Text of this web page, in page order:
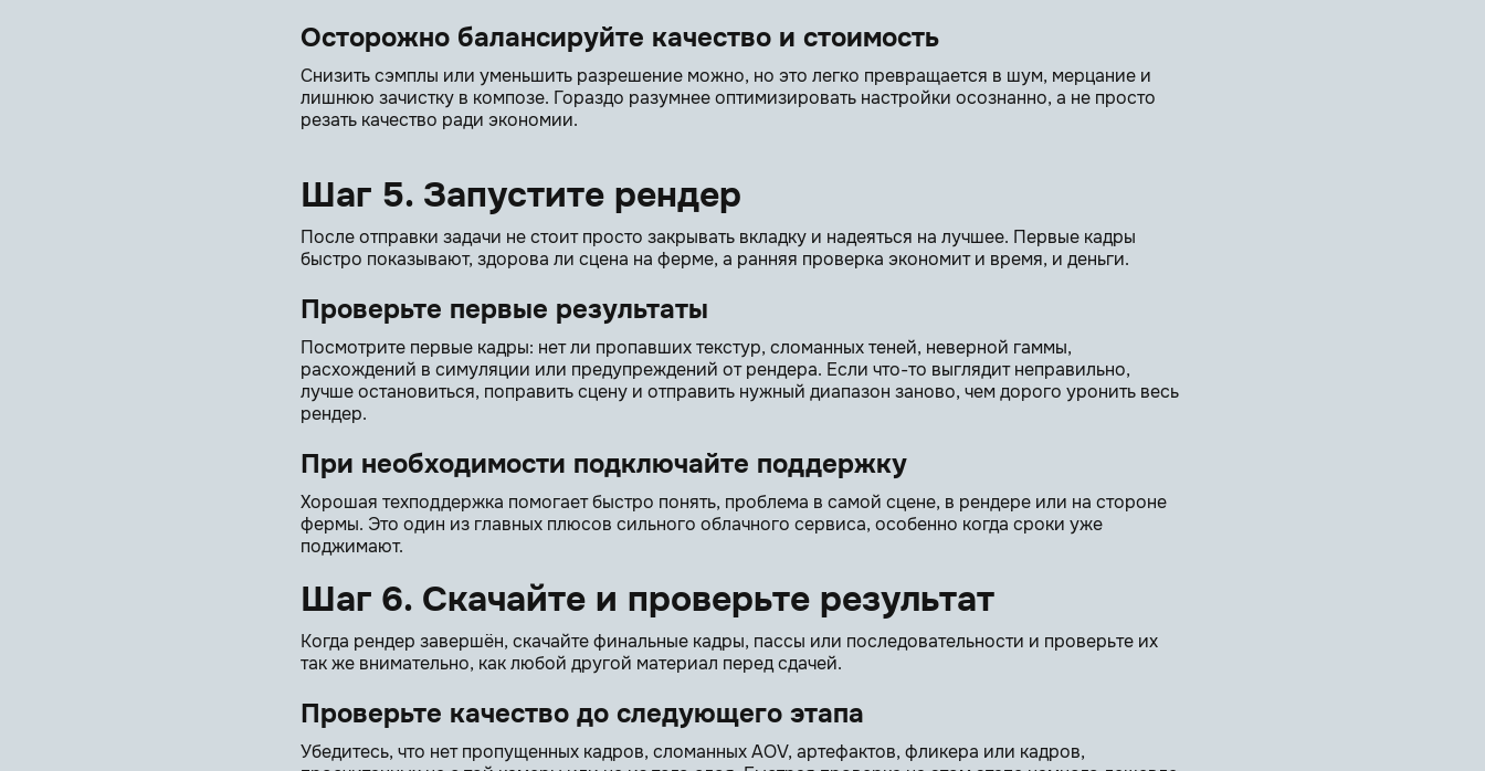
Осторожно балансируйте качество и стоимость
Снизить сэмплы или уменьшить разрешение можно, но это легко превращается в шум, мерцание и
лишнюю зачистку в композе. Гораздо разумнее оптимизировать настройки осознанно, а не просто
резать качество ради экономии.
Шаг 5. Запустите рендер
После отправки задачи не стоит просто закрывать вкладку и надеяться на лучшее. Первые кадры
быстро показывают, здорова ли сцена на ферме, а ранняя проверка экономит и время, и деньги.
Проверьте первые результаты
Посмотрите первые кадры: нет ли пропавших текстур, сломанных теней, неверной гаммы,
расхождений в симуляции или предупреждений от рендера. Если что-то выглядит неправильно,
лучше остановиться, поправить сцену и отправить нужный диапазон заново, чем дорого уронить весь
рендер.
При необходимости подключайте поддержку
Хорошая техподдержка помогает быстро понять, проблема в самой сцене, в рендере или на стороне
фермы. Это один из главных плюсов сильного облачного сервиса, особенно когда сроки уже
поджимают.
Шаг 6. Скачайте и проверьте результат
Когда рендер завершён, скачайте финальные кадры, пассы или последовательности и проверьте их
так же внимательно, как любой другой материал перед сдачей.
Проверьте качество до следующего этапа
Убедитесь, что нет пропущенных кадров, сломанных AOV, артефактов, фликера или кадров,